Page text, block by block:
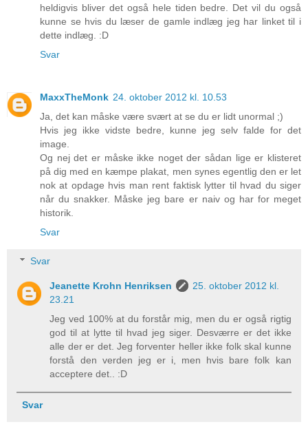
heldigvis bliver det også hele tiden bedre. Det vil du også
kunne se hvis du læser de gamle indlæg jeg har linket til i
dette indlæg. :D
Svar
MaxxTheMonk 24. oktober 2012 kl. 10.53
Ja, det kan måske være svært at se du er lidt unormal ;)
Hvis jeg ikke vidste bedre, kunne jeg selv falde for det
image.
Og nej det er måske ikke noget der sådan lige er klisteret
på dig med en kæmpe plakat, men synes egentlig den er let
nok at opdage hvis man rent faktisk lytter til hvad du siger
når du snakker. Måske jeg bare er naiv og har for meget
historik.
Svar
Svar
Jeanette Krohn Henriksen
25. oktober 2012 kl.
23.21
Jeg ved 100% at du forstår mig, men du er også rigtig
god til at lytte til hvad jeg siger. Desværre er det ikke
alle der er det. Jeg forventer heller ikke folk skal kunne
forstå den verden jeg er i, men hvis bare folk kan
acceptere det.. :D
Svar